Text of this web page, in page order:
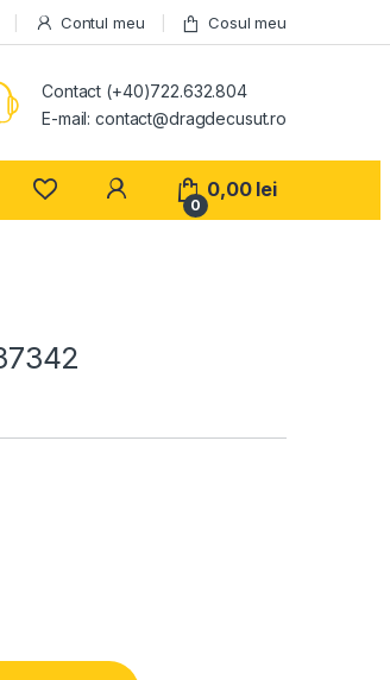
Contul meu Cosul meu
Contact (+40)722.632.804
E-mail: contact@dragdecusut.ro
0
0,00 lei